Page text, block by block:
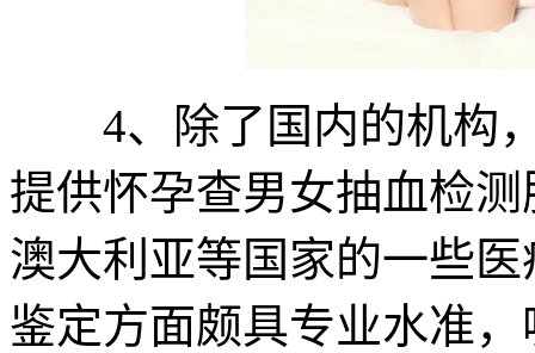
4、除了国内的机构，
提供怀孕查男女抽血检
澳大利亚等国家的一些
鉴定方面颇具专业水准